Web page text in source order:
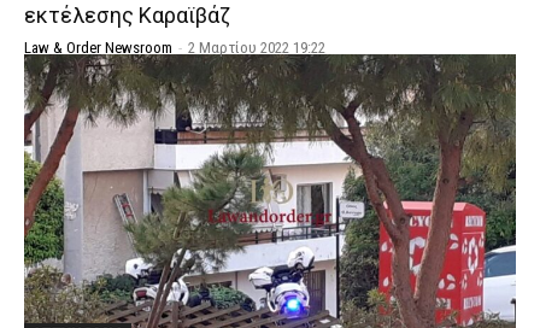
εκτέλεσης Καραϊβάζ
Law & Order Newsroom - 2 Μαρτίου 2022 19:22